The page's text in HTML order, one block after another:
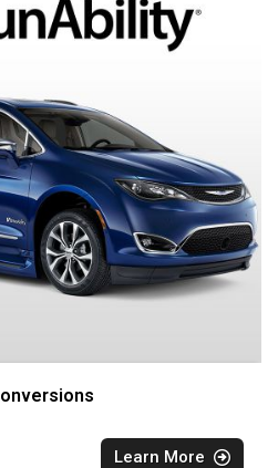
Learn More